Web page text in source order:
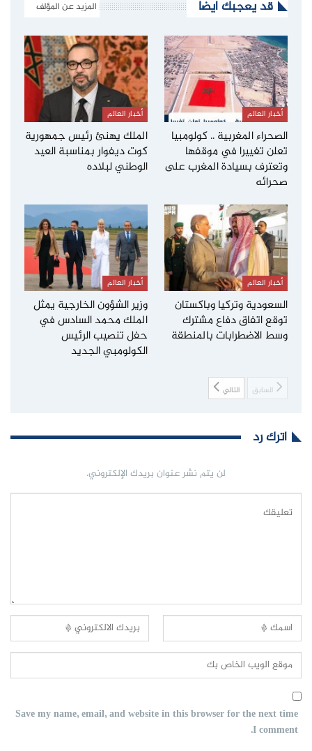
قد يعجبك ايضا المزيد عن المؤلف
أخبار العالم
الصحراء المغربية .. كولومبيا
تعلن تغييرا في موقفها
وتعترف بسيادة المغرب على
صحرائه
أخبار العالم
الملك يهنئ رئيس جمهورية
كوت ديفوار بمناسبة العيد
الوطني لبلاده
أخبار العالم
السعودية وتركيا وباكستان
توقع اتفاق دفاع مشترك
وسط الاضطرابات بالمنطقة
أخبار العالم
وزير الشؤون الخارجية يمثل
الملك محمد السادس في
حفل تنصيب الرئيس
الكولومبي الجديد
السابق التالي
اترك رد
لن يتم نشر عنوان بريدك الإلكتروني.
Save my name, email, and website in this browser for the next time
I comment.